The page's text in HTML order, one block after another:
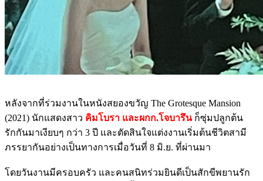
หลังจากที่ร่วมงานในหนังสยองขวัญ The Grotesque Mansion
(2021) นักแสดงสาว คิมโบรา และผกก.โจบารึน ก็ซุ่มปลูกต้น
รักกันมาเงียบๆ กว่า 3 ปี และตัดสินใจแต่งงานเริ่มต้นชีวิตสามี
ภรรยากันอย่างเป็นทางการเมื่อวันที่ 8 มิ.ย. ที่ผ่านมา
โดยวันงานมีครอบครัว และคนสนิทร่วมยินดีเป็นสักขีพยานรัก